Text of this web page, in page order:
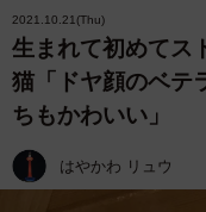
2021.10.21(Thu)
生まれて初めてス
猫「ドヤ顔のベテ
ちもかわいい」
はやかわ リュウ